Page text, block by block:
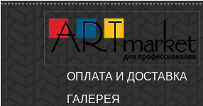
ОПЛАТА И ДОСТАВКА
ГАЛЕРЕЯ